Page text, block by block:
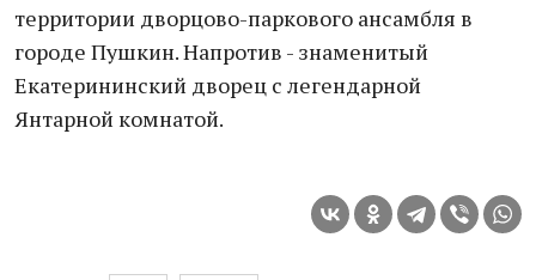
территории дворцово-паркового ансамбля в
городе Пушкин. Напротив - знаменитый
Екатерининский дворец с легендарной
Янтарной комнатой.